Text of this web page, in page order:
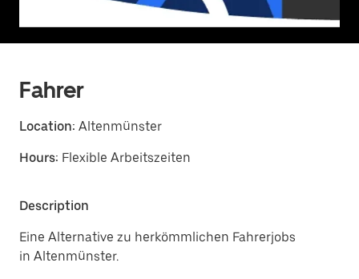
Fahrer
Location: Altenmünster
Hours: Flexible Arbeitszeiten
Description
Eine Alternative zu herkömmlichen Fahrerjobs
in Altenmünster.